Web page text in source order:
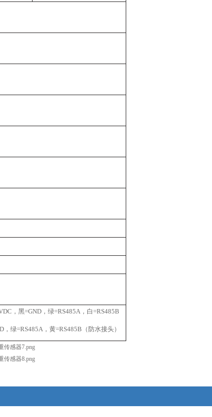
，黑=GND ，绿=RS485A ，白=RS485B
，绿=RS485A ，黄=RS485B （防水接头）